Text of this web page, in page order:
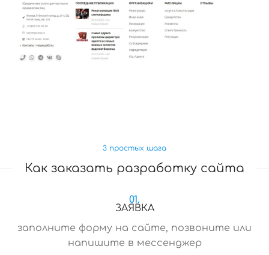
3 простых шага
Как заказать разработку сайта
01.
ЗАЯВКА
заполните форму на сайте, позвоните или
напишите в мессенджер